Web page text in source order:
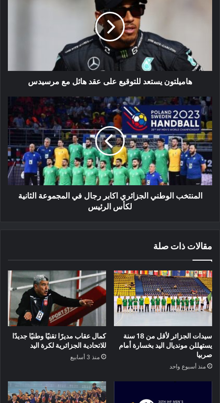
مرسيدس
هاميلتون يستعد للتوقيع على عقد هائل مع مرسيدس
المنتخب
الوطني
الجزائري
اكابر
رجال
في
المجموعة
الثانية
لكأس
الرئيسالمنتخب الوطني الجزائري اكابر رجال في المجموعة الثانية
لكأس الرئيس
مقالات ذات صلة
سيدات الجزائر لأقل من 18 سنة
يستهللن مونديال اليد بخسارة أمام
صربيا
منذ أسبوع واحد
كمال عقاب مديرًا تقنيًا وطنيًا جديدًا
للاتحادية الجزائرية لكرة اليد
منذ 3 أسابيع